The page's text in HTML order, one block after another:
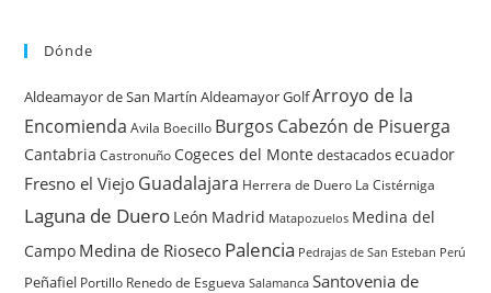
Dónde
Aldeamayor de San Martín Aldeamayor GolfArroyo de la
Encomienda Avila Boecillo Burgos Cabezón de Pisuerga
Cantabria Castronuño Cogeces del Monte destacadosecuador
Fresno el Viejo Guadalajara Herrera de Duero La Cistérniga
Laguna de Duero León Madrid Matapozuelos Medina del
Campo Medina de Rioseco Palencia Pedrajas de San Esteban Perú
Peñafiel Portillo Renedo de Esgueva Salamanca Santovenia de